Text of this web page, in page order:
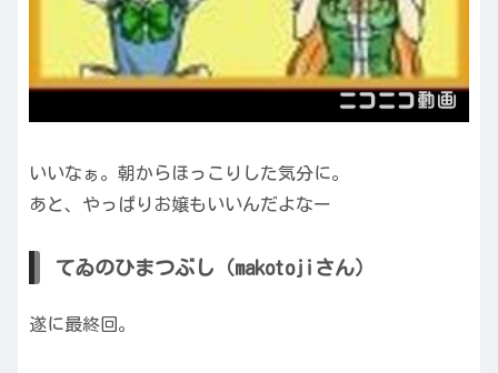
いいなぁ。朝からほっこりした気分に。
あと、やっぱりお嬢もいいんだよなー
てゐのひまつぶし（makotojiさん）
遂に最終回。